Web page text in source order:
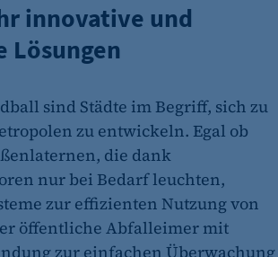
innovative und
Lösungen
sind Städte im Begriff, sich zu
zu entwickeln. Egal ob
die dank
nur bei Bedarf leuchten,
zur effizienten Nutzung von
öffentliche Abfalleimer mit
zur einfachen Überwachung